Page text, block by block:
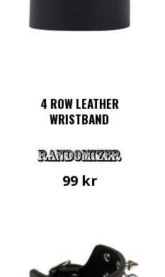
4 ROW LEATHER
WRISTBAND
99 kr